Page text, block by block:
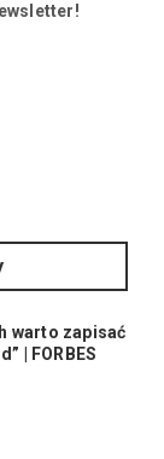
warto zapisać
| FORBES